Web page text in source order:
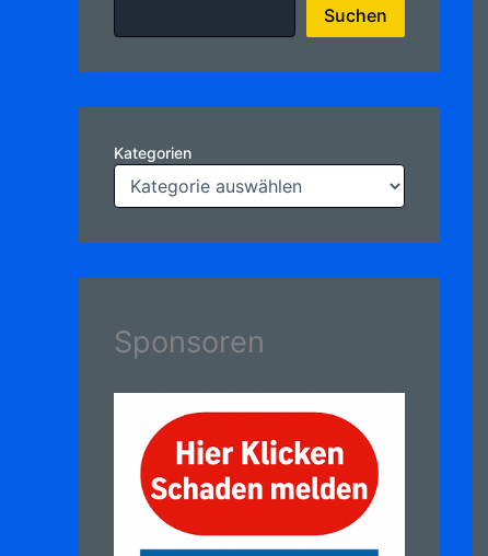
Suchen
Kategorien
Sponsoren